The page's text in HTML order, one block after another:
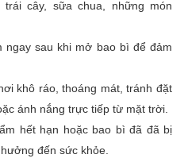
cây, sữa chua, những món
ngay sau khi mở bao bì để đảm
khô ráo, thoáng mát, tránh đặt
ánh nắng trực tiếp từ mặt trời.
hết hạn hoặc bao bì đã đã bị
đến sức khỏe.